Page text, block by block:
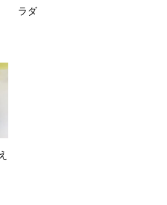
ラダ